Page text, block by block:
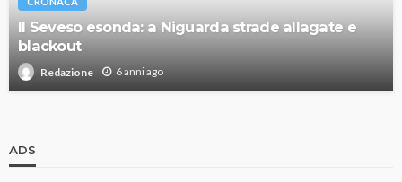
Il Seveso esonda: a Niguarda strade allagate e
blackout
Redazione 6 anni ago
ADS